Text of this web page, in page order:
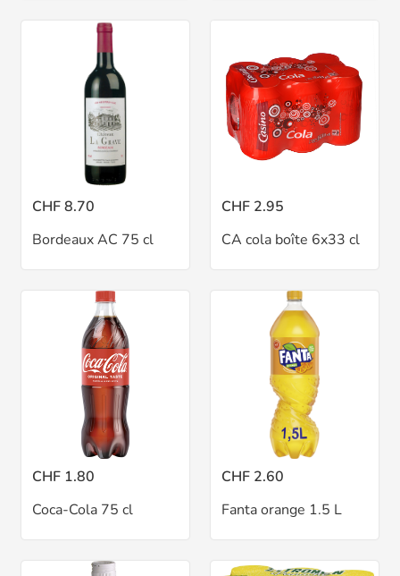
CHF 8.70
Bordeaux AC 75 cl
CHF 2.95
CA cola boîte 6x33 cl
CHF 1.80
Coca-Cola 75 cl
CHF 2.60
Fanta orange 1.5 L